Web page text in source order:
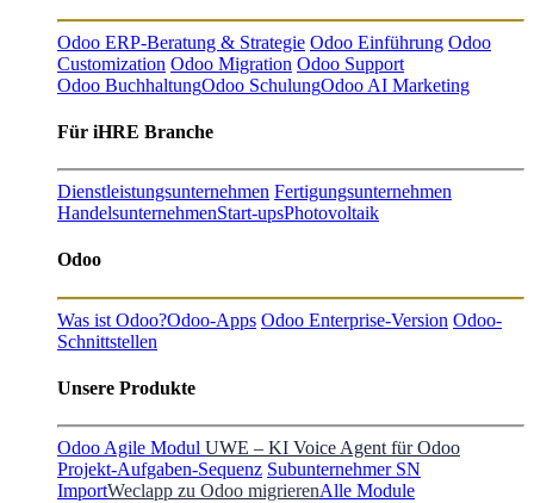
Odoo ERP-Beratung & Strategie Odoo Einführung Odoo
Customization Odoo Migration Odoo Support
Odoo BuchhaltungOdoo SchulungOdoo AI Marketing
Für iHRE Branche
Dienstleistungsunternehmen Fertigungsunternehmen
HandelsunternehmenStart-upsPhotovoltaik
Odoo
Was ist Odoo?Odoo-Apps Odoo Enterprise-Version Odoo-
Schnittstellen
Unsere Produkte
Odoo Agile Modul UWE – KI Voice Agent für Odoo
Projekt-Aufgaben-Sequenz Subunternehmer SN
ImportWeclapp zu Odoo migrierenAlle Module